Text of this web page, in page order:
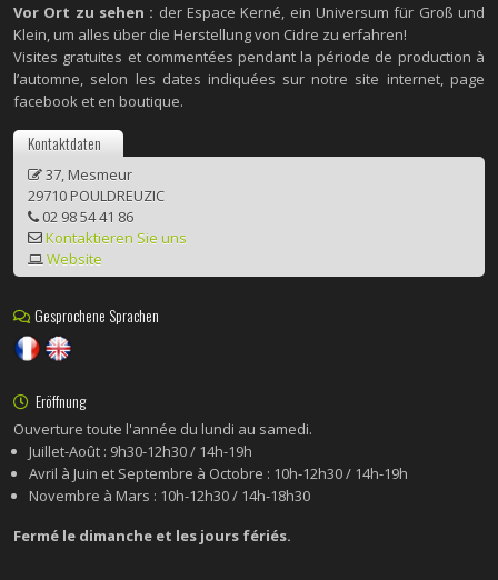
Vor Ort zu sehen : der Espace Kerné, ein Universum für Groß und
Klein, um alles über die Herstellung von Cidre zu erfahren!
Visites gratuites et commentées pendant la période de production à
l’automne, selon les dates indiquées sur notre site internet, page
facebook et en boutique.
Kontaktdaten
37, Mesmeur
29710 POULDREUZIC
02 98 54 41 86
Kontaktieren Sie uns
Website
Gesprochene Sprachen
Eröffnung
Ouverture toute l'année du lundi au samedi.
Juillet-Août : 9h30-12h30 / 14h-19h
Avril à Juin et Septembre à Octobre : 10h-12h30 / 14h-19h
Novembre à Mars : 10h-12h30 / 14h-18h30
Fermé le dimanche et les jours fériés.